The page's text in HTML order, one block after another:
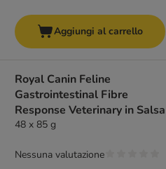
Aggiungi al carrello
Royal Canin Feline
Gastrointestinal Fibre
Response Veterinary in Salsa
48 x 85 g
Nessuna valutazione